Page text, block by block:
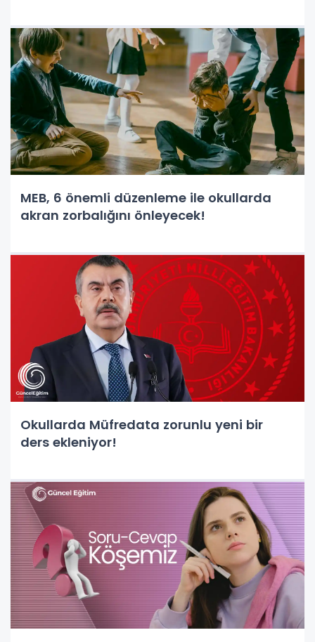
MEB, 6 önemli düzenleme ile okullarda
akran zorbalığını önleyecek!
Okullarda Müfredata zorunlu yeni bir
ders ekleniyor!